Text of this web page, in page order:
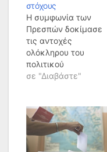
στόχους
Η συμφωνία των
Πρεσπών δοκίμασε
τις αντοχές
ολόκληρου του
πολιτικού
συστήματος. Και
υπέστησαν τις
μεγαλύτερες
συνέπειες. Η αλήθεια
είναι βέβαια ότι το
σε "Διαβάστε"